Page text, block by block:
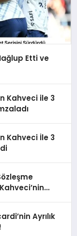
Etti ve
Kahveci ile 3
Kahveci İle 3
Ayrılık